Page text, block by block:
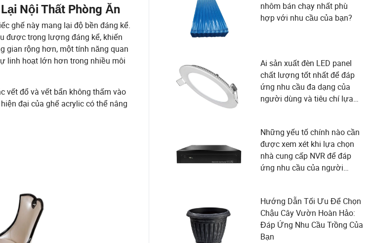
Nội Thất Phòng Ăn
ghế này mang lại độ bền đáng kể.
được trọng lượng đáng kể, khiến
gian rộng hơn, một tính năng quan
linh hoạt lớn hơn trong nhiều môi
vết đổ và vết bẩn không thấm vào
đại của ghế acrylic có thể nâng
nhôm bán chạy nhất phù
hợp với nhu cầu của bạn?
Ai sản xuất đèn LED panel
chất lượng tốt nhất để đáp
ứng nhu cầu đa dạng của
người dùng và tiêu chí lựa
Những yếu tố chính nào cần
được xem xét khi lựa chọn
nhà cung cấp NVR để đáp
ứng nhu cầu của người
Hướng Dẫn Tối Ưu Để Chọn
Chậu Cây Vườn Hoàn Hảo:
Đáp Ứng Nhu Cầu Trồng Của
Bạn